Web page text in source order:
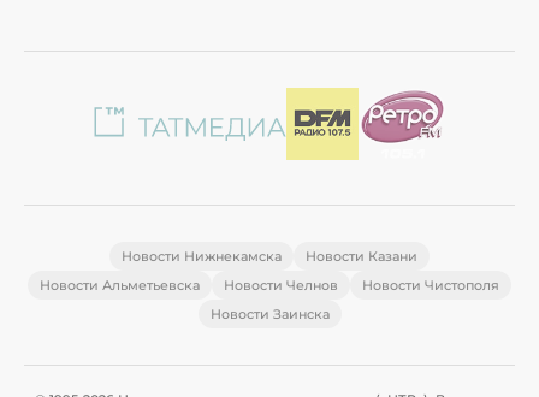
Новости Нижнекамска
Новости Казани
Новости Альметьевска
Новости Челнов
Новости Чистополя
Новости Заинска